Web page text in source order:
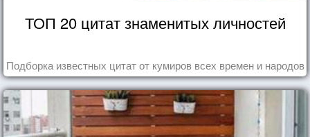
ТОП 20 цитат знаменитых личностей
Подборка известных цитат от кумиров всех времен и народов